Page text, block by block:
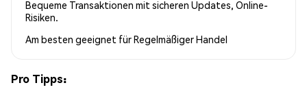
Bequeme Transaktionen mit sicheren Updates, Online-
Risiken.
Am besten geeignet fürRegelmäßiger Handel
Pro Tipps: